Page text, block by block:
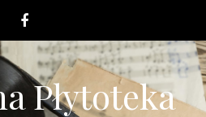
Płytoteka